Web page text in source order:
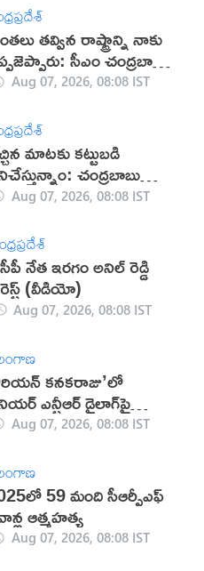
తవ్విన రాష్ట్రాన్ని నాకు
సీఎం చంద్రబాబు
Aug 07, 2026, 08:08 IST
మాటకు కట్టుబడి
చంద్రబాబు
Aug 07, 2026, 08:08 IST
నేత ఇరగం అనిల్ రెడ్డి
(వీడియో)
Aug 07, 2026, 08:08 IST
కనకరాజు’లో
ఎన్టీఆర్ డైలాగ్‌పై
Aug 07, 2026, 08:08 IST
59 మంది సీఆర్పీఎఫ్
ఆత్మ‌హ‌త్య
Aug 07, 2026, 08:08 IST